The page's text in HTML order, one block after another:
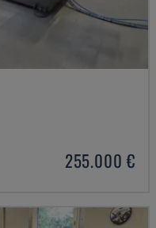
255.000 €